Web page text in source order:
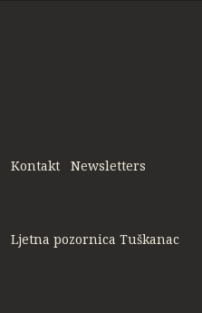
Kontakt Newsletters
Ljetna pozornica Tuškanac